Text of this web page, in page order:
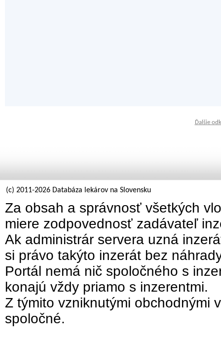
Ďalšie
(c) 2011-2026 Databáza lekárov na Slovensku
Za obsah a správnosť všetkých
miere zodpovednosť zadávateľ
Ak administrár servera uzná
si právo takýto inzerát bez
Portál nemá nič spoločného s
konajú vždy priamo s inzerentmi.
Z týmito vzniknutými obchodnými
spoločné.